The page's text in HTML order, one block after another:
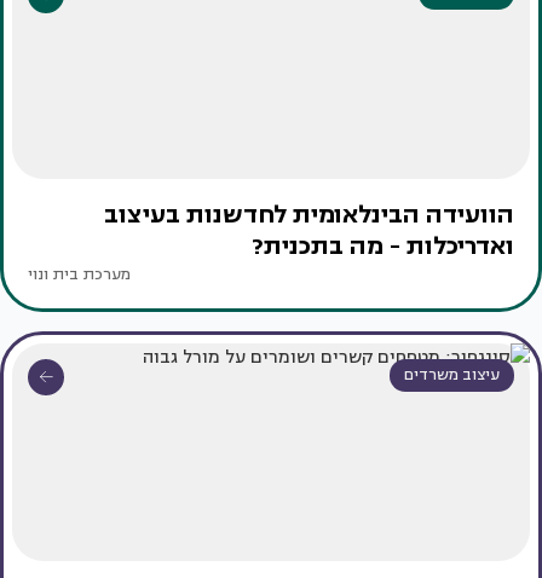
הוועידה הבינלאומית לחדשנות בעיצוב
ואדריכלות - מה בתכנית?
מערכת בית ונוי
עיצוב משרדים